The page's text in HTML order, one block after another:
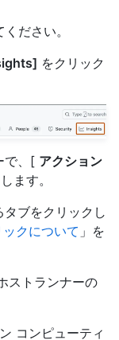
ださい。
をクリック
で、[ アクション
ます。
ブをクリックし
クについて 」を
ストランナーの
コンピューティ